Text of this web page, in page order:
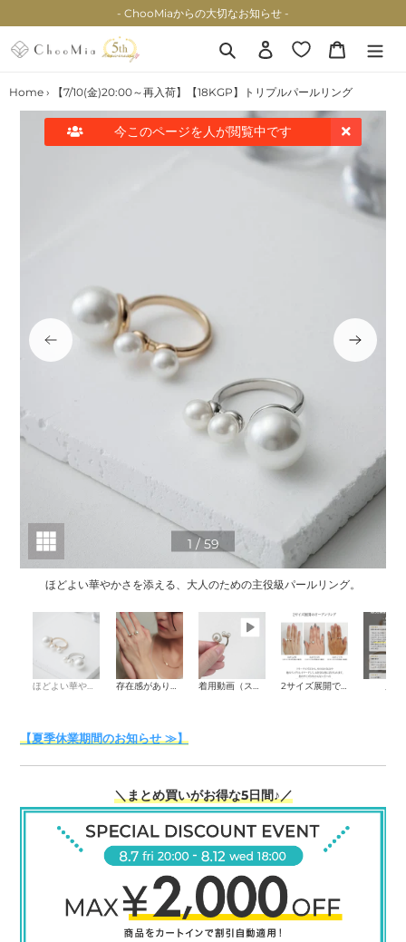
ン
テ
ツ
- ChooMiaからの大切なお知らせ -
検索 ログイン カート
今このページを人が閲覧中です
Home › 【7/10(金)20:00～再入荷】【18KGP】トリプルパールリング
ほどよい華やかさを添える、大人のための主役級パールリング。
1 /59
ほどよい華やかさを添える、大人のための主役級パールリング。 存在感がありながら取り入れやすい、大小パールの立体デザイン 着用動画（スタッフサイズ：人差し指9号） 2サイズ展開で、指に合わせて調整しやすい仕様です
【夏季休業期間のお知らせ ≫】
＼まとめ買いがお得な5日間♪／